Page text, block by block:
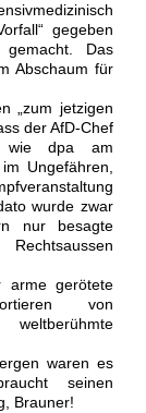
gegeben
Das
Abschaum für
„zum jetzigen
der AfD-Chef
wie dpa am
Ungefähren,
wurde zwar
nur besagte
arme gerötete
von
waren es
seinen
Brauner!